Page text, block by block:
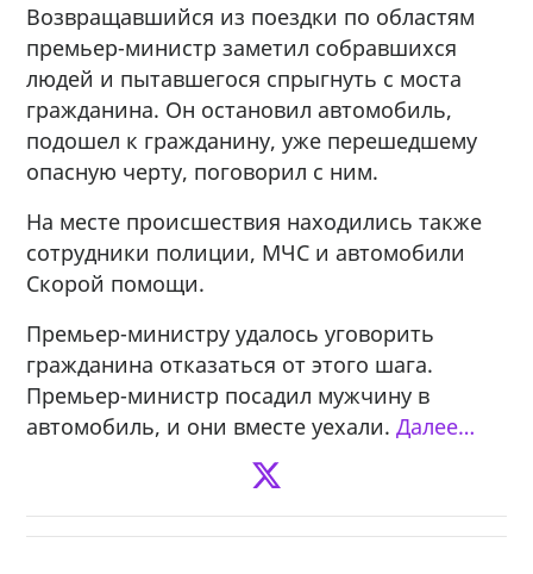
Возвращавшийся из поездки по областям
премьер-министр заметил собравшихся
людей и пытавшегося спрыгнуть с моста
гражданина. Он остановил автомобиль,
подошел к гражданину, уже перешедшему
опасную черту, поговорил с ним.
На месте происшествия находились также
сотрудники полиции, МЧС и автомобили
Скорой помощи.
Премьер-министру удалось уговорить
гражданина отказаться от этого шага.
Премьер-министр посадил мужчину в
автомобиль, и они вместе уехали.Далее…